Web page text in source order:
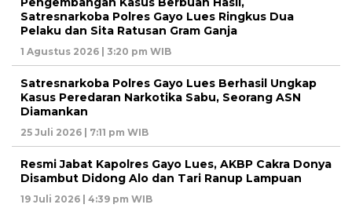
Satresnarkoba Polres Gayo Lues Ringkus Dua
Pelaku dan Sita Ratusan Gram Ganja
1 Agustus 2026 | 3:20 pm WIB
Satresnarkoba Polres Gayo Lues Berhasil Ungkap
Kasus Peredaran Narkotika Sabu, Seorang ASN
Diamankan
25 Juli 2026 | 7:11 pm WIB
Resmi Jabat Kapolres Gayo Lues, AKBP Cakra Donya
Disambut Didong Alo dan Tari Ranup Lampuan
19 Juli 2026 | 4:39 pm WIB